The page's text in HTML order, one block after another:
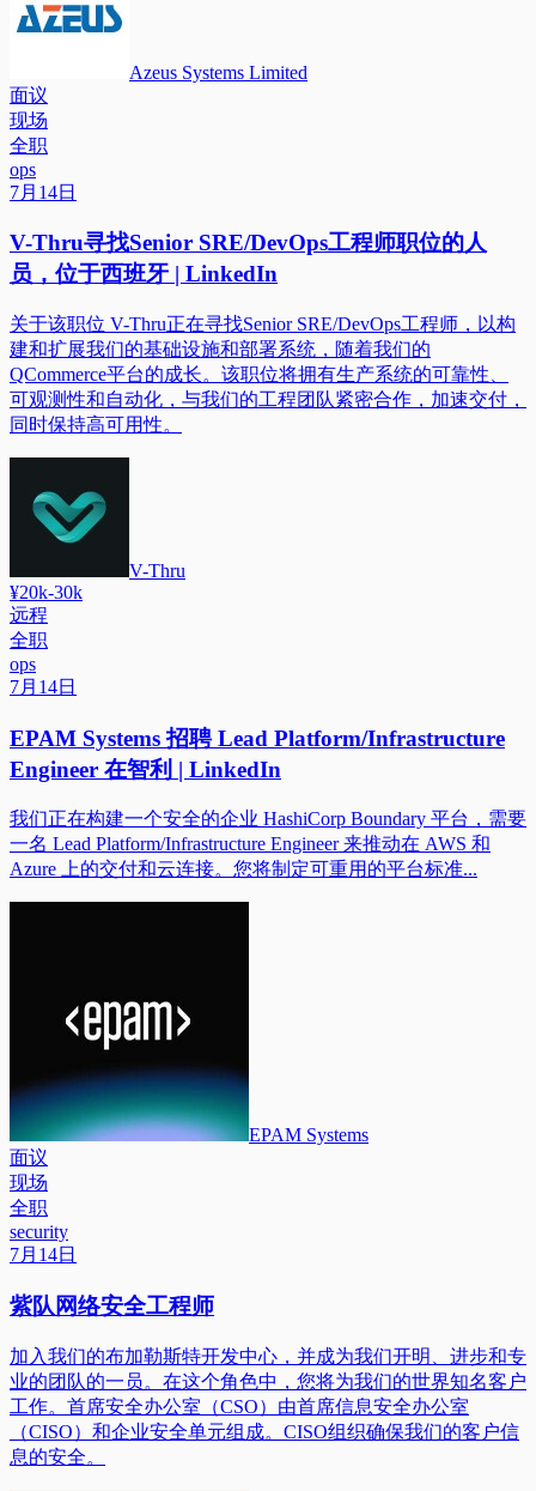
Azeus Systems Limited
面议
现场
全职
ops
7月14日
V-Thru寻找Senior SRE/DevOps工程师职位的人
员，位于西班牙 | LinkedIn
关于该职位 V-Thru正在寻找Senior SRE/DevOps工程师，以构
建和扩展我们的基础设施和部署系统，随着我们的
QCommerce平台的成长。该职位将拥有生产系统的可靠性、
可观测性和自动化，与我们的工程团队紧密合作，加速交付，
同时保持高可用性。
V-Thru
¥20k-30k
远程
全职
ops
7月14日
EPAM Systems 招聘 Lead Platform/Infrastructure
Engineer 在智利 | LinkedIn
我们正在构建一个安全的企业 HashiCorp Boundary 平台，需要
一名 Lead Platform/Infrastructure Engineer 来推动在 AWS 和
Azure 上的交付和云连接。您将制定可重用的平台标准...
EPAM Systems
面议
现场
全职
security
7月14日
紫队网络安全工程师
加入我们的布加勒斯特开发中心，并成为我们开明、进步和专
业的团队的一员。在这个角色中，您将为我们的世界知名客户
工作。首席安全办公室（CSO）由首席信息安全办公室
（CISO）和企业安全单元组成。CISO组织确保我们的客户信
息的安全。